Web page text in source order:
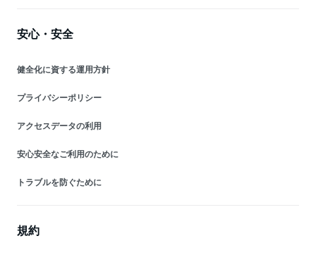
安心・安全
健全化に資する運用方針
プライバシーポリシー
アクセスデータの利用
安心安全なご利用のために
トラブルを防ぐために
規約